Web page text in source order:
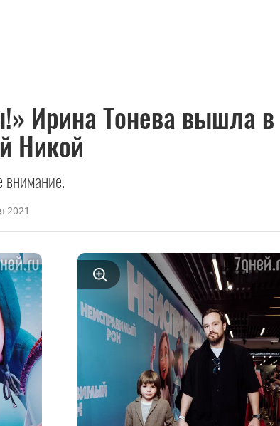
Ирина Тонева вышла в
Никой
2021